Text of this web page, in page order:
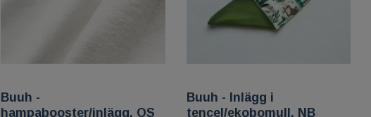
Buuh -
hampabooster/inlägg, OS
Buuh - Inlägg i
tencel/ekobomull, NB